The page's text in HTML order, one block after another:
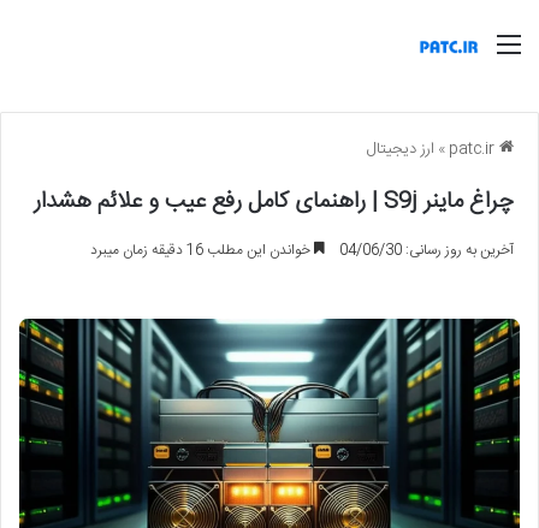
منو
» ارز دیجیتال
چراغ ماینر S9j | راهنمای کامل رفع عیب و علائم هشدار
آخرین به روز رسانی: 04/06/30 خواندن این مطلب 16 دقیقه زمان میبرد